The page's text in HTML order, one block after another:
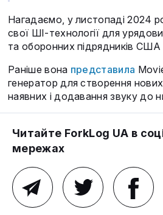
Нагадаємо, у листопаді 2024
свої ШІ-технології для
та оборонних підрядників США
Раніше вона представила
генератор для створення
наявних і додавання звуку до
Читайте ForkLog UA в
мережах